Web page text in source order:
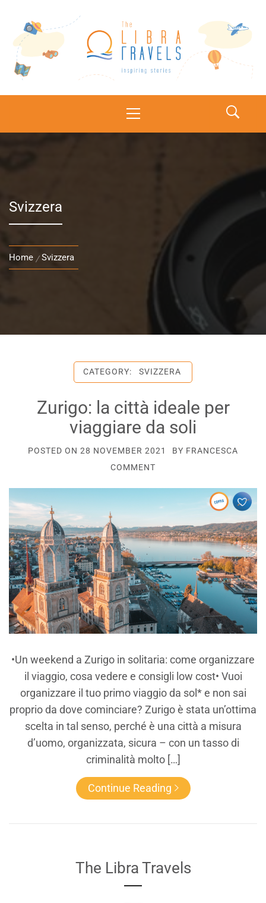
The Libra Travels
Svizzera
Home Svizzera
CATEGORY: SVIZZERA
Zurigo: la città ideale per
viaggiare da soli
POSTED ON 28 NOVEMBER 2021 BY FRANCESCA
COMMENT
•Un weekend a Zurigo in solitaria: come organizzare
il viaggio, cosa vedere e consigli low cost• Vuoi
organizzare il tuo primo viaggio da sol* e non sai
proprio da dove cominciare? Zurigo è stata un’ottima
scelta in tal senso, perché è una città a misura
d’uomo, organizzata, sicura – con un tasso di
criminalità molto […]
Continue Reading
The Libra Travels